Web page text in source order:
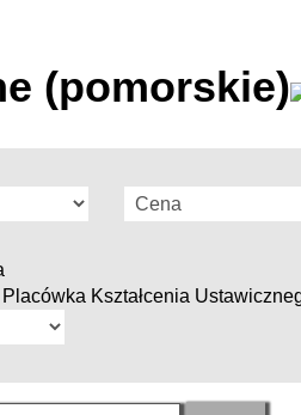
(pomorskie)
Kształcenia